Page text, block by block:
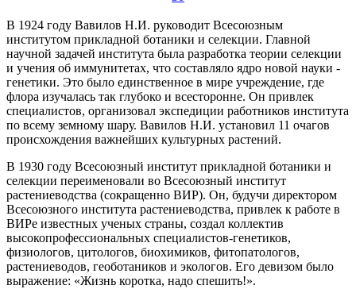
В 1924 году Вавилов Н.И. руководит Всесоюзным
институтом прикладной ботаники и селекции. Главной
научной задачей института была разработка теории селекции
и учения об иммунитетах, что составляло ядро новой науки -
генетики. Это было единственное в мире учреждение, где
флора изучалась так глубоко и всесторонне. Он привлек
специалистов, организовал экспедиции работников института
по всему земному шару. Вавилов Н.И. установил 11 очагов
происхождения важнейших культурных растений.
В 1930 году Всесоюзный институт прикладной ботаники и
селекции переименовали во Всесоюзный институт
растениеводства (сокращенно ВИР). Он, будучи директором
Всесоюзного института растениеводства, привлек к работе в
ВИРе известных ученых страны, создал коллектив
высокопрофессиональных специалистов-генетиков,
физиологов, цитологов, биохимиков, фитопатологов,
растениеводов, геоботаников и экологов. Его девизом было
выражение: «Жизнь коротка, надо спешить!».